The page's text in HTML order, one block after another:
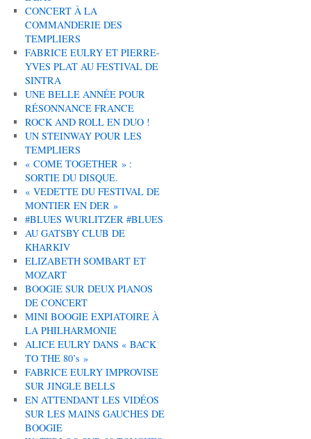
CONCERT À LA
COMMANDERIE DES
TEMPLIERS
FABRICE EULRY ET PIERRE-
YVES PLAT AU FESTIVAL DE
SINTRA
UNE BELLE ANNÉE POUR
RÉSONNANCE FRANCE
ROCK AND ROLL EN DUO !
UN STEINWAY POUR LES
TEMPLIERS
« COME TOGETHER » :
SORTIE DU DISQUE.
« VEDETTE DU FESTIVAL DE
MONTIER EN DER »
#BLUES WURLITZER #BLUES
AU GATSBY CLUB DE
KHARKIV
ELIZABETH SOMBART ET
MOZART
BOOGIE SUR DEUX PIANOS
DE CONCERT
MINI BOOGIE EXPIATOIRE À
LA PHILHARMONIE
ALICE EULRY DANS « BACK
TO THE 80’s »
FABRICE EULRY IMPROVISE
SUR JINGLE BELLS
EN ATTENDANT LES VIDÉOS
SUR LES MAINS GAUCHES DE
BOOGIE